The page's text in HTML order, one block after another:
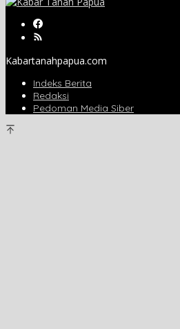
Kabartanahpapua.com
Indeks Berita
Redaksi
Pedoman Media Siber